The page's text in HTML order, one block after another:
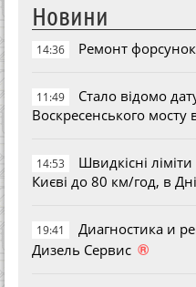
Новини
14:36 Ремонт
11:49
Стало відомо
Воскресенського мосту
14:53
Швидкісні
Києві до 80 км/год, в
19:41
Диагностика и
Дизель Сервис ®